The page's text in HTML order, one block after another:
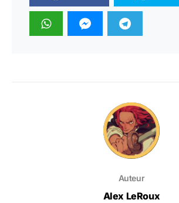
Auteur
Alex LeRoux